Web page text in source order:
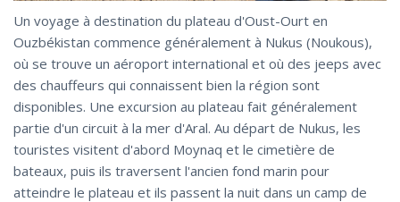
Un voyage à destination du plateau d'Oust-Ourt en
Ouzbékistan commence généralement à Nukus (Noukous),
où se trouve un aéroport international et où des jeeps avec
des chauffeurs qui connaissent bien la région sont
disponibles. Une excursion au plateau fait généralement
partie d'un circuit à la mer d'Aral. Au départ de Nukus, les
touristes visitent d'abord Moynaq et le cimetière de
bateaux, puis ils traversent l'ancien fond marin pour
atteindre le plateau et ils passent la nuit dans un camp de